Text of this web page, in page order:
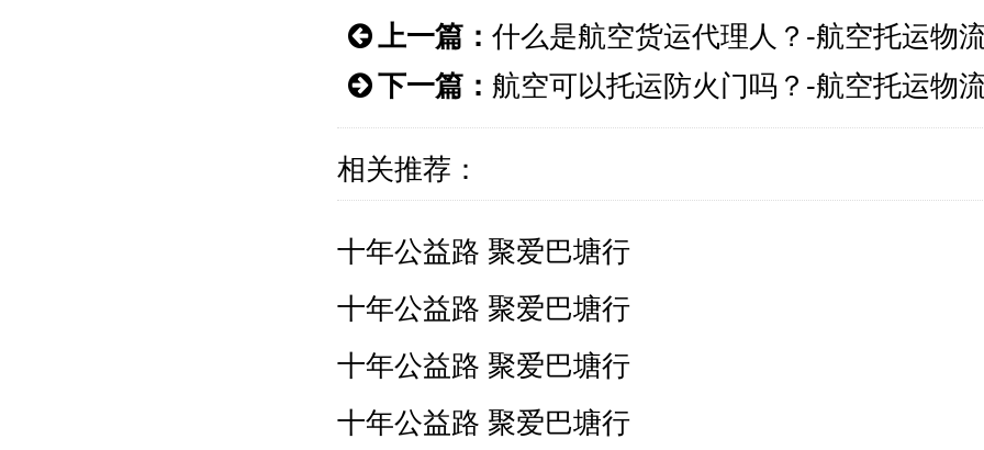
上一篇： 什么是航空货运代理人？-航空托运物
下一篇： 航空可以托运防火门吗？-航空托运物
相关推荐：
十年公益路 聚爱巴塘行
十年公益路 聚爱巴塘行
十年公益路 聚爱巴塘行
十年公益路 聚爱巴塘行